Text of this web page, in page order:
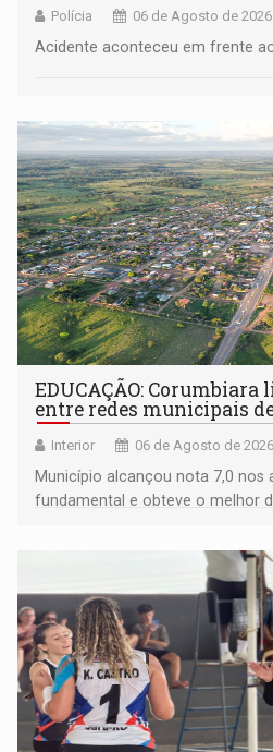
Polícia 06 de Agosto de
Acidente aconteceu em frente
EDUCAÇÃO: Corumbiara
entre redes municipais
Interior 06 de Agosto de
Município alcançou nota 7,0 nos
fundamental e obteve o melhor